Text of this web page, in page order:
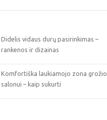
Didelis vidaus durų pasirinkimas –
rankenos ir dizainas
Komfortiška laukiamojo zona grožio
salonui – kaip sukurti